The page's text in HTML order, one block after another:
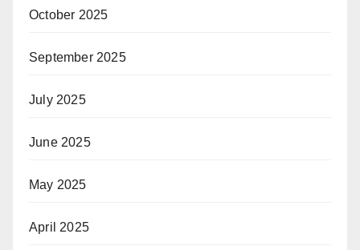
October 2025
September 2025
July 2025
June 2025
May 2025
April 2025